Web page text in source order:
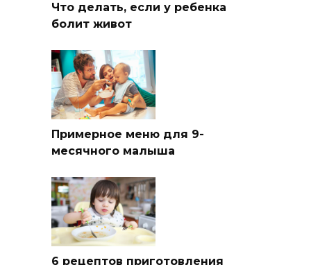
Что делать, если у ребенка
болит живот
Примерное меню для 9-
месячного малыша
6 рецептов приготовления